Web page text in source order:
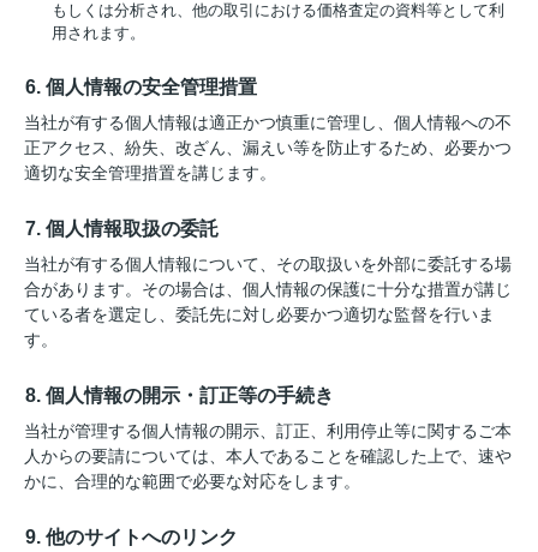
もしくは分析され、他の取引における価格査定の資料等として利
用されます。
6. 個人情報の安全管理措置
当社が有する個人情報は適正かつ慎重に管理し、個人情報への不
正アクセス、紛失、改ざん、漏えい等を防止するため、必要かつ
適切な安全管理措置を講じます。
7. 個人情報取扱の委託
当社が有する個人情報について、その取扱いを外部に委託する場
合があります。その場合は、個人情報の保護に十分な措置が講じ
ている者を選定し、委託先に対し必要かつ適切な監督を行いま
す。
8. 個人情報の開示・訂正等の手続き
当社が管理する個人情報の開示、訂正、利用停止等に関するご本
人からの要請については、本人であることを確認した上で、速や
かに、合理的な範囲で必要な対応をします。
9. 他のサイトへのリンク